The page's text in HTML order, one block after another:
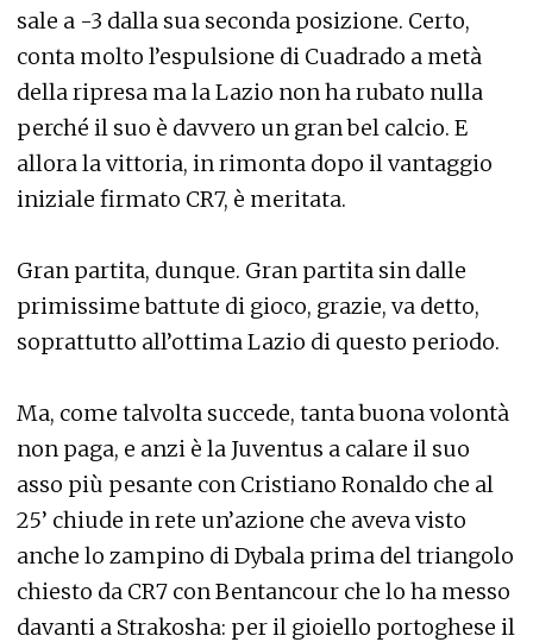
sale a -3 dalla sua seconda posizione. Certo,
conta molto l’espulsione di Cuadrado a metà
della ripresa ma la Lazio non ha rubato nulla
perché il suo è davvero un gran bel calcio. E
allora la vittoria, in rimonta dopo il vantaggio
iniziale firmato CR7, è meritata.
Gran partita, dunque. Gran partita sin dalle
primissime battute di gioco, grazie, va detto,
soprattutto all’ottima Lazio di questo periodo.
Ma, come talvolta succede, tanta buona volontà
non paga, e anzi è la Juventus a calare il suo
asso più pesante con Cristiano Ronaldo che al
25’ chiude in rete un’azione che aveva visto
anche lo zampino di Dybala prima del triangolo
chiesto da CR7 con Bentancour che lo ha messo
davanti a Strakosha: per il gioiello portoghese il